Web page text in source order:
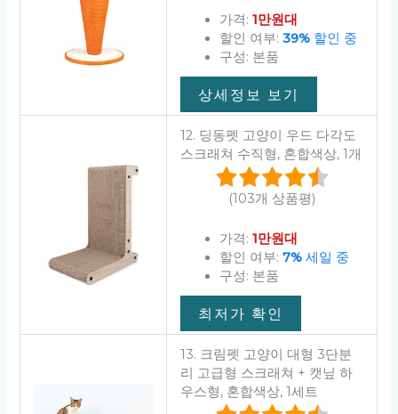
가격: 1만원대
할인 여부: 39%할인 중
구성: 본품
상세정보 보기
12. 딩동펫 고양이 우드 다각도
스크래쳐 수직형, 혼합색상, 1개
(103개 상품평)
가격: 1만원대
할인 여부: 7%세일 중
구성: 본품
최저가 확인
13. 크림펫 고양이 대형 3단분
리 고급형 스크래쳐 + 캣닢 하
우스형, 혼합색상, 1세트